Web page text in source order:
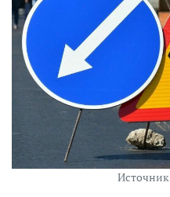
Источник: